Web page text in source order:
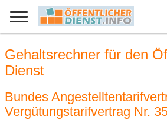
Gehaltsrechner für den
Dienst
Bundes
Vergütungstarifvertrag Nr.